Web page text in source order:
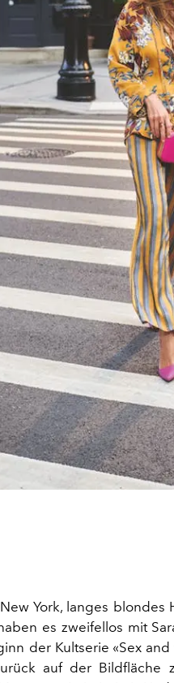
York, langes blondes
es zweifellos mit
der Kultserie «Sex
auf der